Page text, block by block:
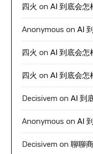
四火 onAI 到底会怎
Anonymous onAI
四火 onAI 到底会怎
四火 onAI 到底会怎
Decisivem onAI 到
Anonymous onAI
Decisivem on聊聊